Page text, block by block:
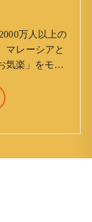
万人以上の
マレーシアと
気楽」をモッ
年7月4日(61
で) 育
ル
ぼんこ